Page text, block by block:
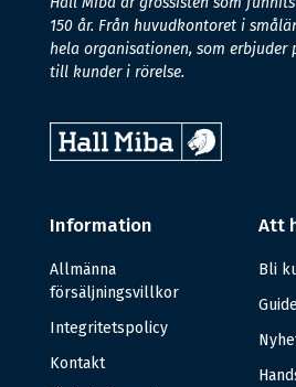
150 år. Från huvudkontoret i
hela organisationen, som erbjuder
till kunder i rörelse.
Information
Allmänna
försäljningsvillkor
Integritetspolicy
Kontakt
Att
Bli